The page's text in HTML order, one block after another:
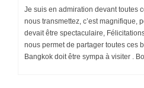
Je suis en admiration devant toutes
nous transmettez, c’est magnifique,
devait être spectaculaire,
nous permet de partager toutes ces
Bangkok doit être sympa à visiter .